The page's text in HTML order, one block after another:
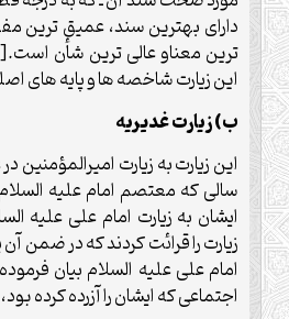
دارای بهترین سند، عمیق ترین
این زیارت شاخصه ها و پایه های اصلی
ب) زیارت غدیریه
این زیارت به زیارت امیرالمؤمنین
سالی که معتصم امام علیه السلام را
ایشان به زیارت امام علی علیه
زیارت را قرائت کردند که در ضمن آن
امام علی علیه السلام بیان
اجتماعی که ایشان را آزرده کرده بود،